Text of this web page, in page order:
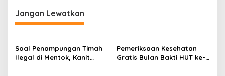
Jangan Lewatkan
Soal Penampungan Timah
Ilegal di Mentok, Kanit
Pemeriksaan Kesehatan
Gratis Bulan Bakti HUT ke-